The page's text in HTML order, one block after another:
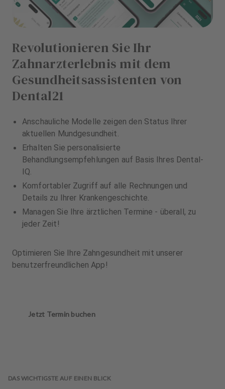
Revolutionieren Sie Ihr
Zahnarzterlebnis mit dem
Gesundheitsassistenten von
Dental21
Anschauliche Modelle zeigen den Status Ihrer
aktuellen Mundgesundheit.
Erhalten Sie personalisierte
Behandlungsempfehlungen auf Basis Ihres Dental-
IQ.
Komfortabler Zugriff auf alle Rechnungen und
Details zu Ihrer Krankengeschichte.
Managen Sie Ihre ärztlichen Termine - überall, zu
jeder Zeit!
Optimieren Sie Ihre Zahngesundheit mit unserer
benutzerfreundlichen App!
Jetzt Termin buchen
DAS WICHTIGSTE AUF EINEN BLICK